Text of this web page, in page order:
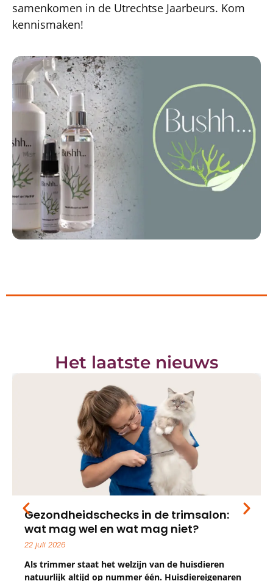
samenkomen in de Utrechtse Jaarbeurs. Kom
kennismaken!
Het laatste nieuws
Gezondheidschecks in de trimsalon:
wat mag wel en wat mag niet?
22 juli 2026
Als trimmer staat het welzijn van de huisdieren
natuurlijk altijd op nummer één. Huisdiereigenaren